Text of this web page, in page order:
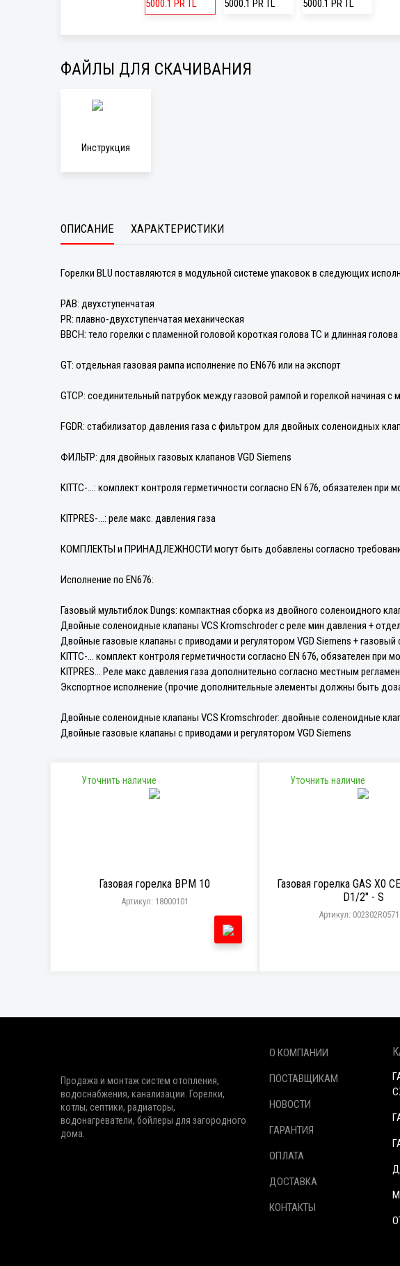
ФАЙЛЫ ДЛЯ СКАЧИВАНИЯ
Инструкция
ОПИСАНИЕ ХАРАКТЕРИСТИКИ
Горелки BLU поставляются в модульной системе упаковок в следующих
PAB: двухступенчатая
PR: плавно-двухступенчатая механическая
BBCH: тело горелки с пламенной головой короткая голова TC и длинная голова
GT: отдельная газовая рампа исполнение по EN676 или на экспорт
GTCP: соединительный патрубок между газовой рампой и горелкой начиная с
FGDR: стабилизатор давления газа с фильтром для двойных соленоидных
ФИЛЬТР: для двойных газовых клапанов VGD Siemens
KITTC-...: комплект контроля герметичности согласно EN 676, обязателен
KITPRES-...: реле макс. давления газа
КОМПЛЕКТЫ и ПРИНАДЛЕЖНОСТИ могут быть добавлены согласно
Исполнение по EN676:
Газовый мультиблок Dungs: компактная сборка из двойного соленоидного
Двойные соленоидные клапаны VCS Kromschroder c реле мин давления +
Двойные газовые клапаны с приводами и регулятором VGD Siemens + газовый
KITTC-... комплект контроля герметичности согласно EN 676, обязателен при
KITPRES... Реле макс давления газа дополнительно согласно местным
Экспортное исполнение (прочие дополнительные элементы должны быть
Двойные соленоидные клапаны VCS Kromschroder: двойные соленоидные
Двойные газовые клапаны с приводами и регулятором VGD Siemens
Уточнить наличие
Газовая горелка BPM 10
Артикул: 18000101
Уточнить наличие
Газовая горелка GAS X0
D1/2" - S
Артикул:
Продажа и монтаж систем отопления,
водоснабжения, канализации. Горелки,
котлы, септики, радиаторы,
водонагреватели, бойлеры для загородного
дома.
О КОМПАНИИ
ПОСТАВЩИКАМ
НОВОСТИ
ГАРАНТИЯ
ОПЛАТА
ДОСТАВКА
КОНТАКТЫ